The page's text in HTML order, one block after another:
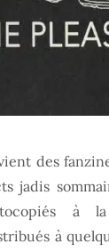
des
jadis
à
à